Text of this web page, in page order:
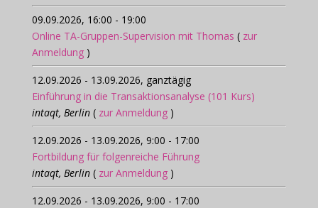
09.09.2026, 16:00 - 19:00
Online TA-Gruppen-Supervision mit Thomas ( zur
Anmeldung)
12.09.2026 - 13.09.2026, ganztägig
Einführung in die Transaktionsanalyse (101 Kurs)
intaqt, Berlin ( zur Anmeldung)
12.09.2026 - 13.09.2026, 9:00 - 17:00
Fortbildung für folgenreiche Führung
intaqt, Berlin ( zur Anmeldung)
12.09.2026 - 13.09.2026, 9:00 - 17:00